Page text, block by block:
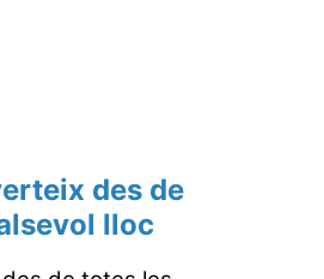
des de
lloc